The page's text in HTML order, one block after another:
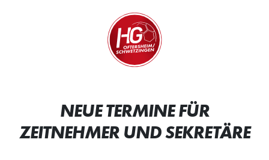
Zur Startseite
NEUE TERMINE FÜR
ZEITNEHMER UND SEKRETÄRE